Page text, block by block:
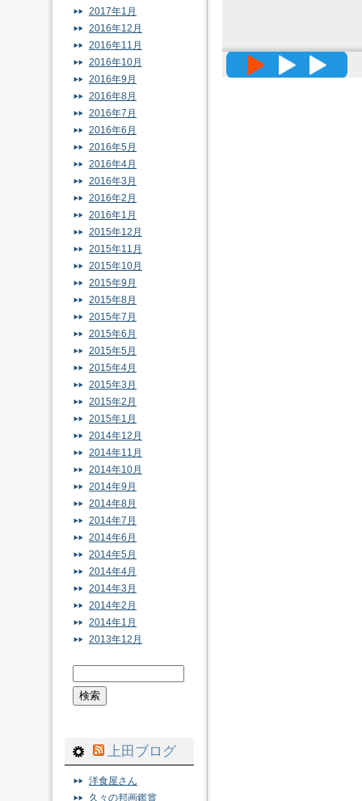
高精度メ
2017年1月
2016年12月
2016年11月
2016年10月
2016年9月
2016年8月
2016年7月
2016年6月
2016年5月
2016年4月
2016年3月
2016年2月
2016年1月
2015年12月
2015年11月
2015年10月
2015年9月
2015年8月
2015年7月
2015年6月
2015年5月
2015年4月
2015年3月
2015年2月
2015年1月
2014年12月
2014年11月
2014年10月
2014年9月
2014年8月
2014年7月
2014年6月
2014年5月
2014年4月
2014年3月
2014年2月
2014年1月
2013年12月
上田ブログ
洋食屋さん
久々の邦画鑑賞